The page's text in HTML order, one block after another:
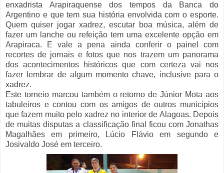
enxadrista Arapiraquense dos tempos da Banca do
Argentino e que tem sua história envolvida com o esporte.
Quem quiser jogar xadrez, escutar boa música, além de
fazer um lanche ou refeição tem uma excelente opção em
Arapiraca. E vale a pena ainda conferir o painel com
recortes de jornais e fotos que nos trazem um panorama
dos acontecimentos históricos que com certeza vai nos
fazer lembrar de algum momento chave, inclusive para o
xadrez.
Este torneio marcou também o retorno de Júnior Mota aos
tabuleiros e contou com os amigos de outros municípios
que fazem muito pelo xadrez no interior de Alagoas. Depois
de muitas disputas a classificação final ficou com Jonathas
Magalhães em primeiro, Lúcio Flávio em segundo e
Josivaldo José em terceiro.